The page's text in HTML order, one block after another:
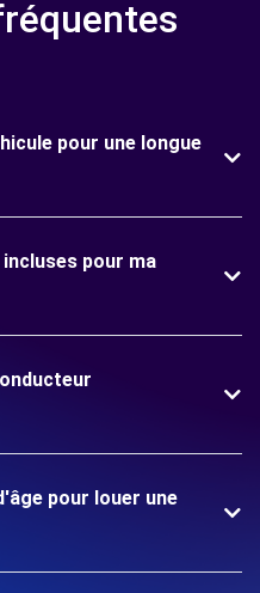
pour une longue
pour ma
pour louer une